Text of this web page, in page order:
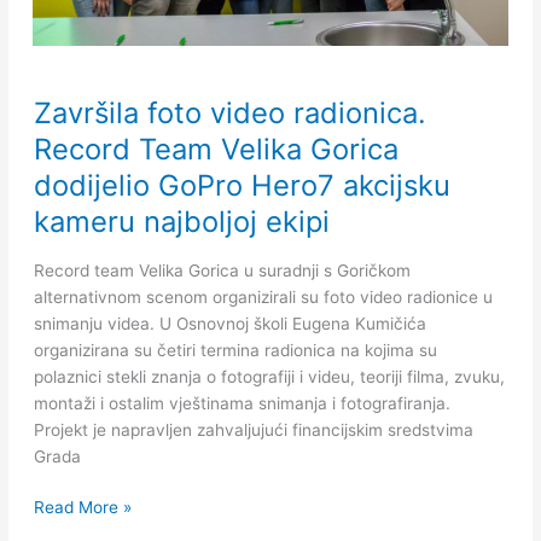
Završila foto video radionica.
Record Team Velika Gorica
dodijelio GoPro Hero7 akcijsku
kameru najboljoj ekipi
Record team Velika Gorica u suradnji s Goričkom
alternativnom scenom organizirali su foto video radionice u
snimanju videa. U Osnovnoj školi Eugena Kumičića
organizirana su četiri termina radionica na kojima su
polaznici stekli znanja o fotografiji i videu, teoriji filma, zvuku,
montaži i ostalim vještinama snimanja i fotografiranja.
Projekt je napravljen zahvaljujući financijskim sredstvima
Grada
foto
video
radionica.
Record
Team
Gorica
dodijelio
GoPro
Hero7
akcijsku
kameru
najboljoj
ekipi
Read More »